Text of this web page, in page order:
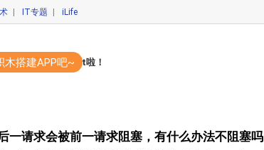
IT专题 iLife
码开发APP？你out啦！
木搭建APP吧~
一请求会被前一请求阻塞，有什么办法不阻塞吗